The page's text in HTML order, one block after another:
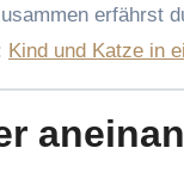
erfährst
Kind und Katze in